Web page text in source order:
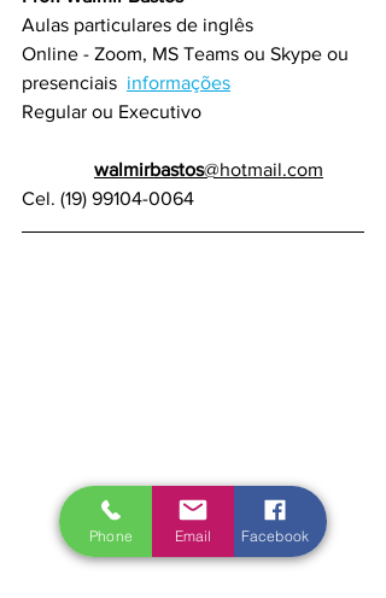
Aulas particulares de inglês
Online - Zoom, MS Teams ou Skype ou
presenciais informações
Regular ou Executivo
walmirbastos@hotmail.com
Cel. (19) 99104-0064
Phone Email Facebook